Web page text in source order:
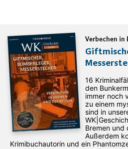
Verbechen in
16
den
immer noch
zu einem
sind in
Bremen und
Außerdem
Krimibuchautorin und ein